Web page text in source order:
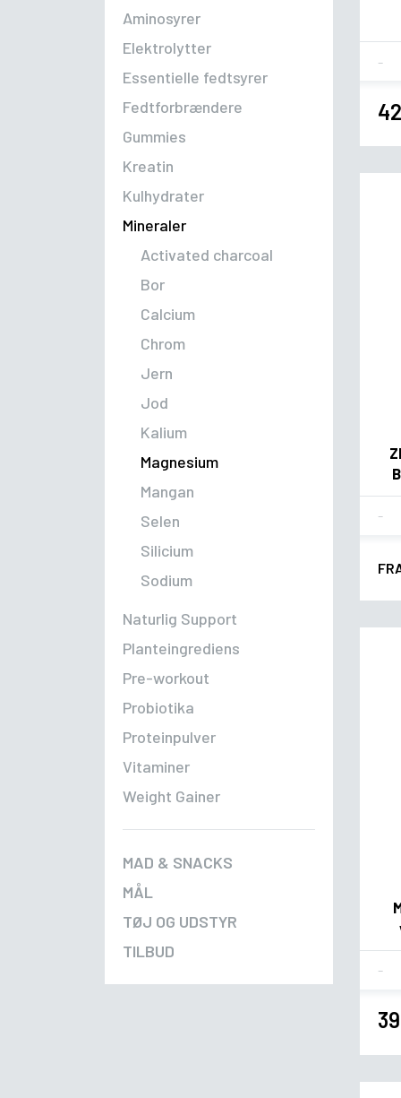
Aminosyrer
Elektrolytter
Essentielle fedtsyrer
Fedtforbrændere
Gummies
Kreatin
Kulhydrater
Mineraler
Activated charcoal
Bor
Calcium
Chrom
Jern
Jod
Kalium
Magnesium
Mangan
Selen
Silicium
Sodium
Naturlig Support
Planteingrediens
Pre-workout
Probiotika
Proteinpulver
Vitaminer
Weight Gainer
MAD & SNACKS
MÅL
TØJ OG UDSTYR
TILBUD